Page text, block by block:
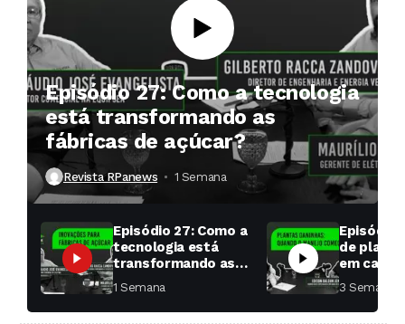
Episódio 27: Como a tecnologia
está transformando as
fábricas de açúcar?
Revista RPanews 1 Semana ⁮
Episódio 27: Como a
tecnologia está
transformando as
fábricas de açúcar?
1 Semana ⁮
Episódio
de
em cana:
começar
toda a
3 Semanas ⁮